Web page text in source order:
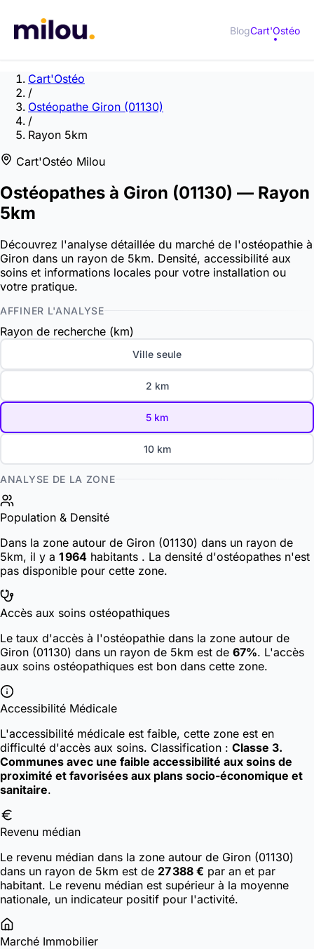
BlogCart'Ostéo
Cart'Ostéo
/
Ostéopathe Giron (01130)
/
Rayon 5km
Cart'Ostéo Milou
Ostéopathes à Giron (01130) — Rayon
5km
Découvrez l'analyse détaillée du marché de l'ostéopathie à
Giron dans un rayon de 5km. Densité, accessibilité aux
soins et informations locales pour votre installation ou
votre pratique.
AFFINER L'ANALYSE
Rayon de recherche (km)
Ville seule
2 km
5 km
10 km
ANALYSE DE LA ZONE
Population & Densité
Dans la zone autour de Giron (01130) dans un rayon de
5km, il y a 1 964 habitants . La densité d'ostéopathes n'est
pas disponible pour cette zone.
Accès aux soins ostéopathiques
Le taux d'accès à l'ostéopathie dans la zone autour de
Giron (01130) dans un rayon de 5km est de 67%. L'accès
aux soins ostéopathiques est bon dans cette zone.
Accessibilité Médicale
L'accessibilité médicale est faible, cette zone est en
difficulté d'accès aux soins. Classification : Classe 3.
Communes avec une faible accessibilité aux soins de
proximité et favorisées aux plans socio-économique et
sanitaire.
Revenu médian
Le revenu médian dans la zone autour de Giron (01130)
dans un rayon de 5km est de 27 388 € par an et par
habitant. Le revenu médian est supérieur à la moyenne
nationale, un indicateur positif pour l'activité.
Marché Immobilier